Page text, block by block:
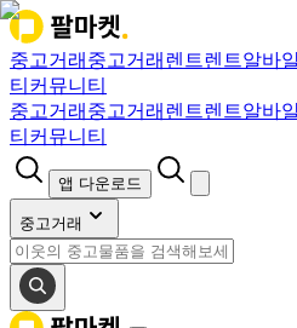
중고거래 중고거래 렌트렌트알바
티 커뮤니티
중고거래 중고거래 렌트렌트알바
티 커뮤니티
앱 다운로드
중고거래